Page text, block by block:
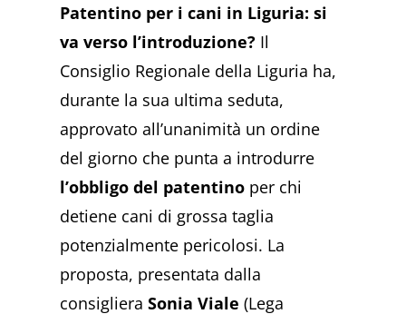
Patentino per i cani in Liguria: si
va verso l’introduzione? Il
Consiglio Regionale della Liguria ha,
durante la sua ultima seduta,
approvato all’unanimità un ordine
del giorno che punta a introdurre
l’obbligo del patentino per chi
detiene cani di grossa taglia
potenzialmente pericolosi. La
proposta, presentata dalla
consiglieraSonia Viale (Lega